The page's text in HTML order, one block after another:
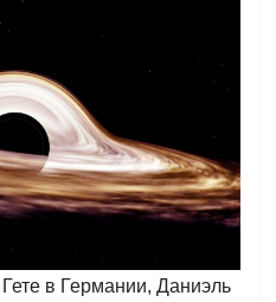
в Германии, Даниэль